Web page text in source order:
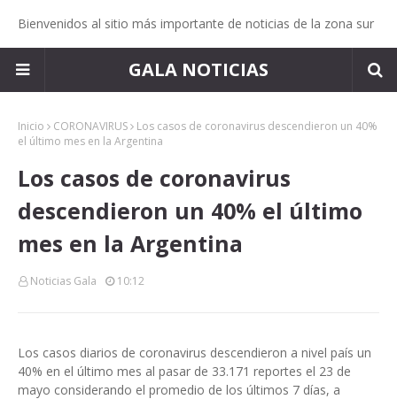
Bienvenidos al sitio más importante de noticias de la zona sur
GALA NOTICIAS
Inicio CORONAVIRUS
Los casos de coronavirus descendieron un 40%
el último mes en la Argentina
Los casos de coronavirus
descendieron un 40% el último
mes en la Argentina
Noticias Gala 10:12
Los casos diarios de coronavirus descendieron a nivel país un
40% en el último mes al pasar de 33.171 reportes el 23 de
mayo considerando el promedio de los últimos 7 días, a